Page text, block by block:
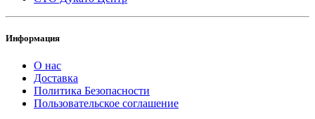
Информация
О нас
Доставка
Политика Безопасности
Пользовательское соглашение